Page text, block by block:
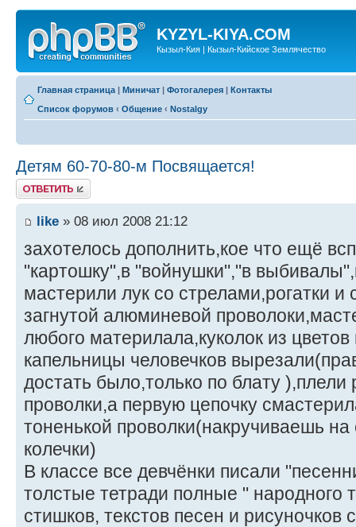
KYZYL-KIYA.COM
Кызыл-Кия | Кызыл-Кийское Землячество
Главная страница | Миничат | Фотогалерея | Контакты
Список форумов ‹ Общение ‹ Nostalgy
Детям 60-70-80-м Посвящается!
Ответить
like » 08 июл 2008 21:12
захотелось дополнить,кое что ещё
"картошку",в "войнушки","в
мастерили лук со стрелами,рогатки и
загнутой алюминевой
любого материлала,куколок из
капельницы человечков
достать было,только по блату ),плели
проволки,а первую цепочку
тоненькой проволки(накручиваешь
колечки)
В классе все девчёнки писали
толстые тетради полные " народного
стишков, текстов песен и рисуночков